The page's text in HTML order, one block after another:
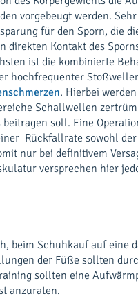
vorgebeugt werden.
für den Sporn, die
direkten Kontakt des
ist die kombinierte
hochfrequenter
. Hierbei
Schallwellen
beitragen soll. Eine
Rückfallrate sowohl
nur bei definitivem
versprechen hier
beim Schuhkauf auf eine
der Füße sollten
sollten eine
anzuraten.